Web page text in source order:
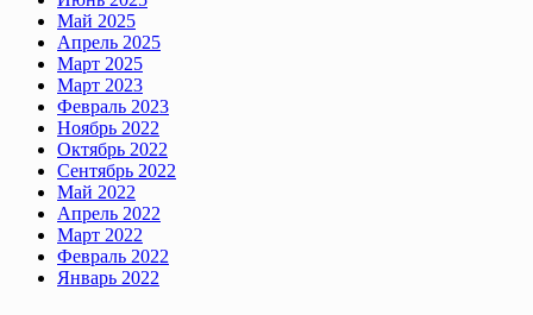
Май 2025
Апрель 2025
Март 2025
Март 2023
Февраль 2023
Ноябрь 2022
Октябрь 2022
Сентябрь 2022
Май 2022
Апрель 2022
Март 2022
Февраль 2022
Январь 2022